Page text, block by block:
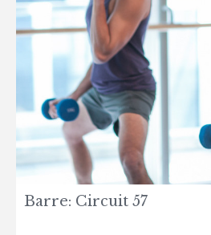
Barre: Circuit 57